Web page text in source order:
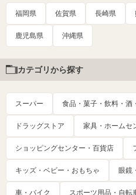
福岡県 佐賀県 長崎県
鹿児島県 沖縄県
カテゴリから探す
スーパー 食品・菓子・飲料・酒
ドラッグストア 家具・ホームセ
ショッピングセンター・百貨店
キッズ・ベビー・おもちゃ 眼鏡
車・バイク スポーツ用品・自転